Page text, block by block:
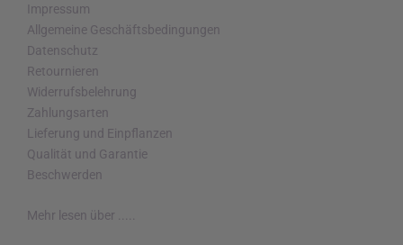
Impressum
Allgemeine Geschäftsbedingungen
Datenschutz
Retournieren
Widerrufsbelehrung
Zahlungsarten
Lieferung und Einpflanzen
Qualität und Garantie
Beschwerden
Mehr lesen über .....